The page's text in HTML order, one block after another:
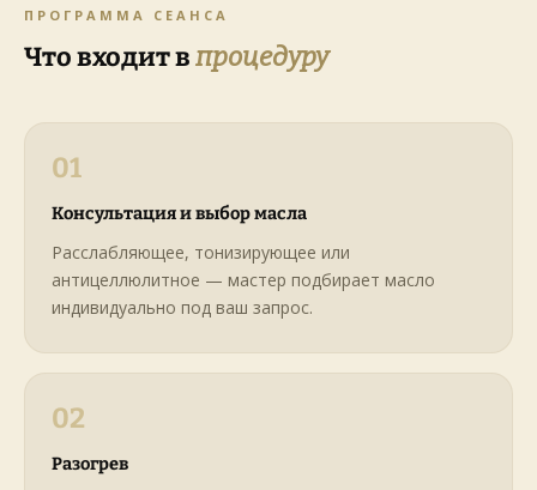
ПРОГРАММА СЕАНСА
Что входит впроцедуру
01
Консультация и выбор масла
Расслабляющее, тонизирующее или
антицеллюлитное — мастер подбирает масло
индивидуально под ваш запрос.
02
Разогрев